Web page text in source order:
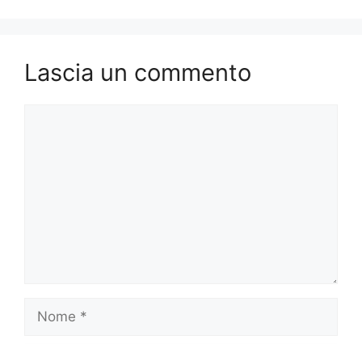
Lascia un commento
Nome